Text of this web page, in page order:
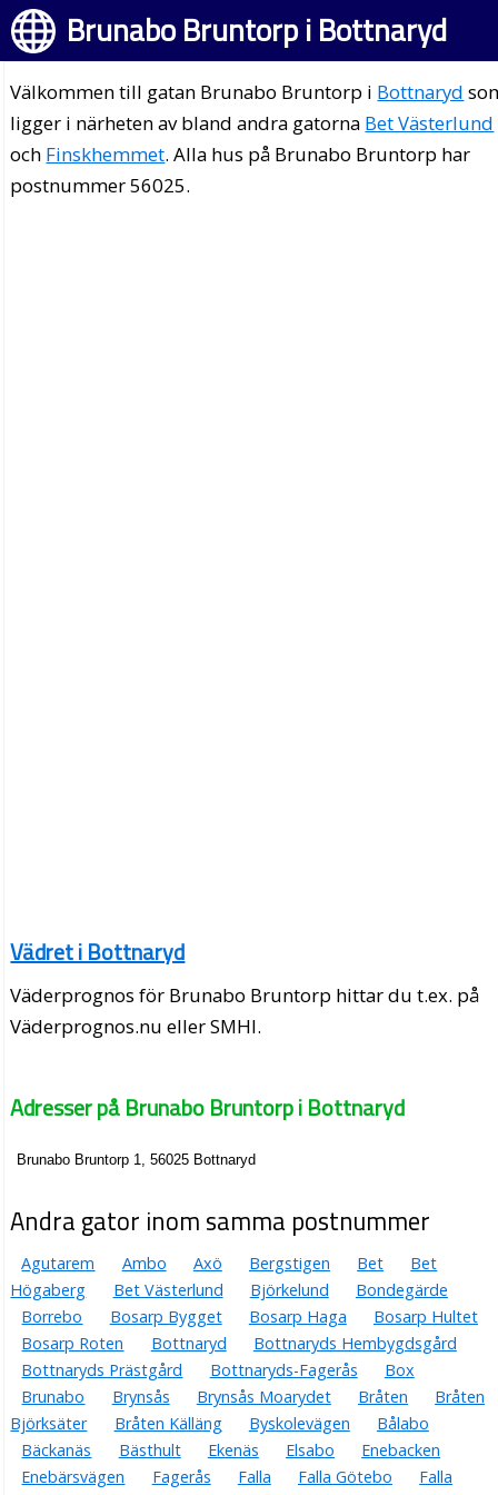
Brunabo Bruntorp i Bottnaryd
Välkommen till gatan Brunabo Bruntorp i Bottnaryd
ligger i närheten av bland andra gatorna Bet Västerlund
och Finskhemmet. Alla hus på Brunabo Bruntorp har
postnummer 56025.
Vädret i Bottnaryd
Väderprognos för Brunabo Bruntorp hittar du t.ex. på
Väderprognos.nu eller SMHI.
Adresser på Brunabo Bruntorp i Bottnaryd
Brunabo Bruntorp 1, 56025 Bottnaryd
Andra gator inom samma postnummer
Agutarem Ambo Axö Bergstigen Bet
Bet
Högaberg
Bet Västerlund Björkelund
Bondegärde
Borrebo
Bosarp Bygget Bosarp Haga
Bosarp Hultet
Bosarp Roten
Bottnaryd
Bottnaryds Hembygdsgård
Bottnaryds Prästgård
Bottnaryds-Fagerås
Box
Brunabo
Brynsås Brynsås Moarydet Bråten
Bråten
Björksäter
Bråten Källäng Byskolevägen
Bålabo
Bäckanäs
Bästhult Ekenäs Elsabo
Enebacken
Enebärsvägen
Fagerås Falla Falla Götebo
Falla